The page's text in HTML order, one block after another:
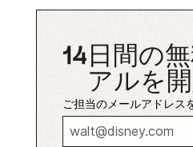
14日間の
アルを
ご担当のメールアドレス